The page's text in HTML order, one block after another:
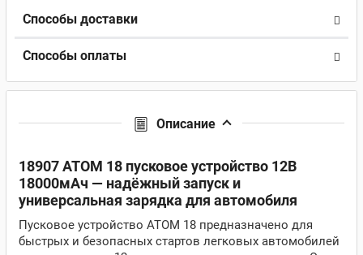
Способы доставки
Способы оплаты
Описание
18907 ATOM 18 пусковое устройство 12В
18000мАч — надёжный запуск и
универсальная зарядка для автомобиля
Пусковое устройство ATOM 18 предназначено для
быстрых и безопасных стартов легковых автомобилей